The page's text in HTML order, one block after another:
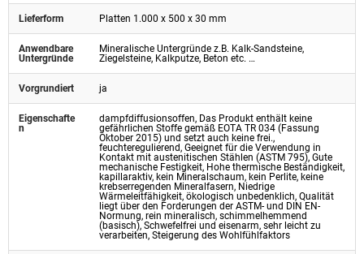
Lieferform Platten 1.000 x 500 x 30 mm
Anwendbare
Untergründe
Mineralische Untergründe z.B. Kalk-Sandsteine,
Ziegelsteine, Kalkputze, Beton etc. …
Vorgrundiert ja
Eigenschafte
n
dampfdiffusionsoffen, Das Produkt enthält keine
gefährlichen Stoffe gemäß EOTA TR 034 (Fassung
Oktober 2015) und setzt auch keine frei.,
feuchteregulierend, Geeignet für die Verwendung in
Kontakt mit austenitischen Stählen (ASTM 795), Gute
mechanische Festigkeit, Hohe thermische Beständigkeit,
kapillaraktiv, kein Mineralschaum, kein Perlite, keine
krebserregenden Mineralfasern, Niedrige
Wärmeleitfähigkeit, ökologisch unbedenklich, Qualität
liegt über den Forderungen der ASTM- und DIN EN-
Normung, rein mineralisch, schimmelhemmend
(basisch), Schwefelfrei und eisenarm, sehr leicht zu
verarbeiten, Steigerung des Wohlfühlfaktors